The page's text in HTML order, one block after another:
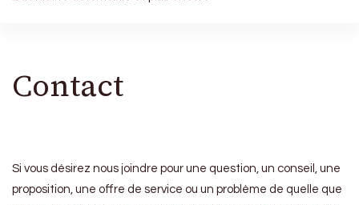
Contact
Si vous désirez nous joindre pour une question, un conseil, une
proposition, une offre de service ou un problème de quelle que